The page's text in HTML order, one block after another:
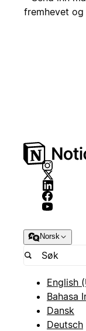
fremhevet
Norsk
English
Bahasa
Dansk
Deutsch